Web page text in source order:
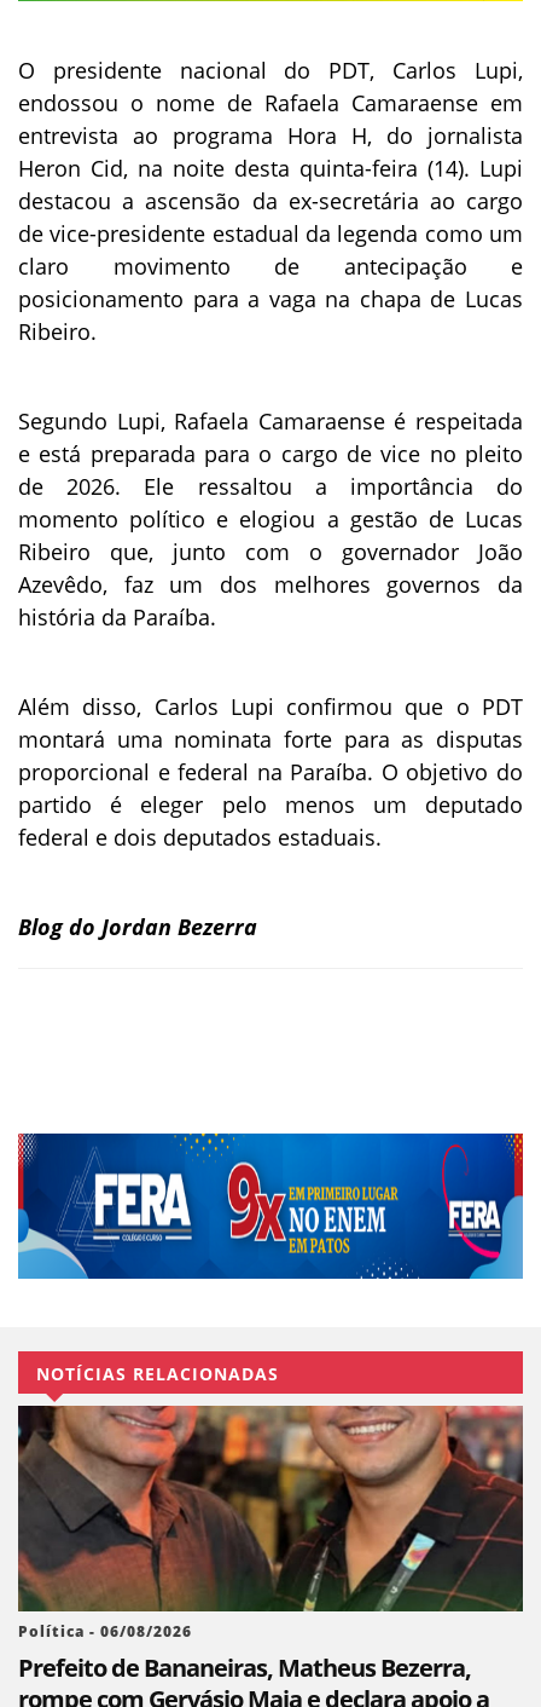
O presidente nacional do PDT, Carlos Lupi,
endossou o nome de Rafaela Camaraense em
entrevista ao programa Hora H, do jornalista
Heron Cid, na noite desta quinta-feira (14). Lupi
destacou a ascensão da ex-secretária ao cargo
de vice-presidente estadual da legenda como um
claro movimento de antecipação e
posicionamento para a vaga na chapa de Lucas
Ribeiro.
Segundo Lupi, Rafaela Camaraense é respeitada
e está preparada para o cargo de vice no pleito
de 2026. Ele ressaltou a importância do
momento político e elogiou a gestão de Lucas
Ribeiro que, junto com o governador João
Azevêdo, faz um dos melhores governos da
história da Paraíba.
Além disso, Carlos Lupi confirmou que o PDT
montará uma nominata forte para as disputas
proporcional e federal na Paraíba. O objetivo do
partido é eleger pelo menos um deputado
federal e dois deputados estaduais.
Blog do Jordan Bezerra
NOTÍCIAS RELACIONADAS
Política - 06/08/2026
Prefeito de Bananeiras, Matheus Bezerra,
rompe com Gervásio Maia e declara apoio a